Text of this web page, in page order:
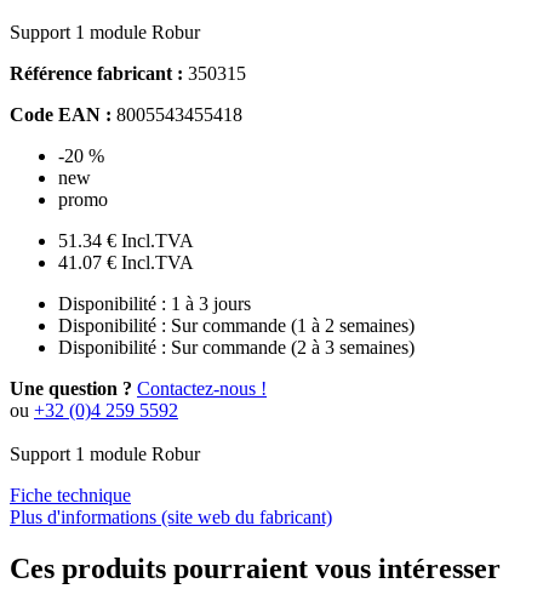
Support 1 module Robur
Référence fabricant : 350315
Code EAN : 8005543455418
-20 %
new
promo
51.34 € Incl.TVA
41.07 € Incl.TVA
Disponibilité : 1 à 3 jours
Disponibilité : Sur commande (1 à 2 semaines)
Disponibilité : Sur commande (2 à 3 semaines)
Une question ? Contactez-nous !
ou +32 (0)4 259 5592
Support 1 module Robur
Fiche technique
Plus d'informations (site web du fabricant)
Ces produits pourraient vous intéresser